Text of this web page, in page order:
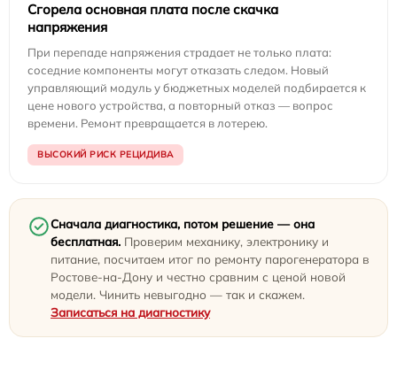
Сгорела основная плата после скачка
напряжения
При перепаде напряжения страдает не только плата:
соседние компоненты могут отказать следом. Новый
управляющий модуль у бюджетных моделей подбирается к
цене нового устройства, а повторный отказ — вопрос
времени. Ремонт превращается в лотерею.
ВЫСОКИЙ РИСК РЕЦИДИВА
Сначала диагностика, потом решение — она
бесплатная. Проверим механику, электронику и
питание, посчитаем итог по ремонту парогенератора в
Ростове-на-Дону и честно сравним с ценой новой
модели. Чинить невыгодно — так и скажем.
Записаться на диагностику